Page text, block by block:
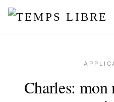
Charles: mon